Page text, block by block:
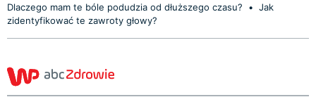
Dlaczego mam te bóle podudzia od dłuższego czasu?
• Jak
zidentyfikować te zawroty głowy?